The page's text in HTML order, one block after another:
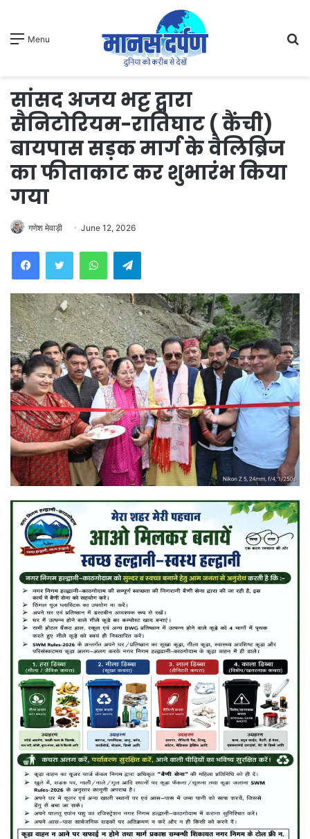
Menu
सांसद अजय भट्ट द्वारा
सैनिटोरियम-रातिघाट ( कैंची)
बायपास सड़क मार्ग के वैलिब्रिज
का फीताकाट कर शुभारंभ किया
गया
गणेश मेवाड़ी June 12, 2026
WhatsAppTelegram